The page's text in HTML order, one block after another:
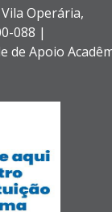
Vila Operária,
088 |
de Apoio